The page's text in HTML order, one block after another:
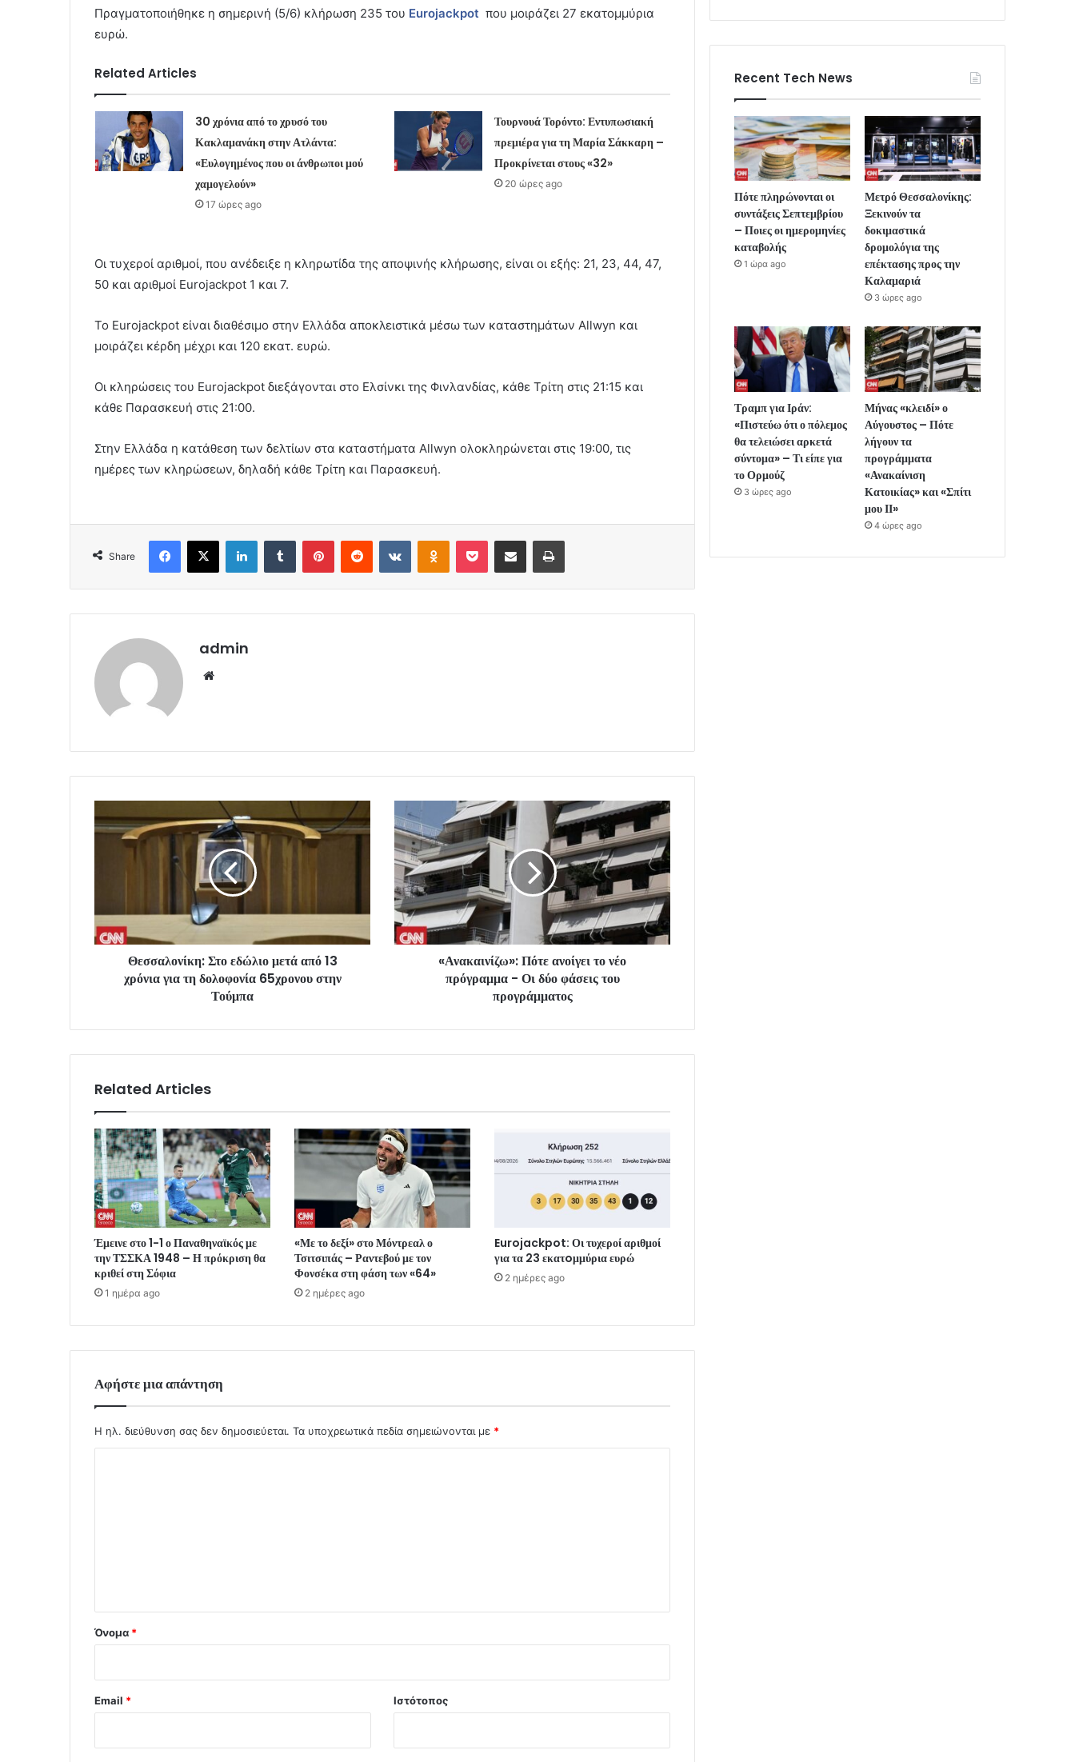
Πραγματοποιήθηκε η σημερινή (5/6) κλήρωση 235 του Eurojackpot που μοιράζει 27 εκατομμύρια
ευρώ.
Related Articles
30 χρόνια από το χρυσό του
Κακλαμανάκη στην Ατλάντα:
«Ευλογημένος που οι άνθρωποι μού
χαμογελούν»
17 ώρες ago
Τουρνουά Τορόντο: Εντυπωσιακή
πρεμιέρα για τη Μαρία Σάκκαρη –
Προκρίνεται στους «32»
20 ώρες ago
Οι τυχεροί αριθμοί, που ανέδειξε η κληρωτίδα της αποψινής κλήρωσης, είναι οι εξής: 21, 23, 44, 47,
50 και αριθμοί Eurojackpot 1 και 7.
Το Eurojackpot είναι διαθέσιμο στην Ελλάδα αποκλειστικά μέσω των καταστημάτων Allwyn και
μοιράζει κέρδη μέχρι και 120 εκατ. ευρώ.
Οι κληρώσεις του Eurojackpot διεξάγονται στο Ελσίνκι της Φινλανδίας, κάθε Τρίτη στις 21:15 και
κάθε Παρασκευή στις 21:00.
Στην Ελλάδα η κατάθεση των δελτίων στα καταστήματα Allwyn ολοκληρώνεται στις 19:00, τις
ημέρες των κληρώσεων, δηλαδή κάθε Τρίτη και Παρασκευή.
Share
Facebook
X LinkedInTumblr PinterestReddit VKontakteOdnoklassniki
Pocket Share via Email Print
admin
Θεσσαλονίκη: Στο εδώλιο μετά από 13
χρόνια για τη δολοφονία 65χρονου στην
Τούμπα
«Ανακαινίζω»: Πότε ανοίγει το νέο
πρόγραμμα - Οι δύο φάσεις του
προγράμματος
Related Articles
Έμεινε στο 1-1 ο Παναθηναϊκός με
την ΤΣΣΚΑ 1948 – Η πρόκριση θα
κριθεί στη Σόφια
1 ημέρα ago
«Με το δεξί» στο Μόντρεαλ ο
Τσιτσιπάς – Ραντεβού με τον
Φονσέκα στη φάση των «64»
2 ημέρες ago
Eurojackpot: Οι τυχεροί αριθμοί
για τα 23 εκατoμμύρια ευρώ
2 ημέρες ago
Αφήστε μια απάντηση
Η ηλ. διεύθυνση σας δεν δημοσιεύεται. Τα υποχρεωτικά πεδία σημειώνονται με *
Όνομα *
Email * Ιστότοπος
Recent Tech News
Πότε πληρώνονται οι
συντάξεις Σεπτεμβρίου
– Ποιες οι ημερομηνίες
καταβολής
1 ώρα ago
Μετρό Θεσσαλονίκης:
Ξεκινούν τα
δοκιμαστικά
δρομολόγια της
επέκτασης προς την
Καλαμαριά
3 ώρες ago
Τραμπ για Ιράν:
«Πιστεύω ότι ο πόλεμος
θα τελειώσει αρκετά
σύντομα» – Τι είπε για
το Ορμούζ
3 ώρες ago
Μήνας «κλειδί» ο
Αύγουστος – Πότε
λήγουν τα
προγράμματα
«Ανακαίνιση
Κατοικίας» και «Σπίτι
μου ΙΙ»
4 ώρες ago